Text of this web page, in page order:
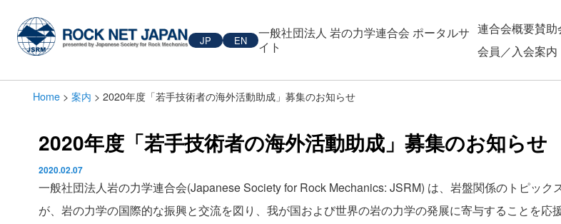
一般社団法人 岩の力学連合会 ポータルサ
イト
JP EN
連合会概要賛助
会員／入会案内
Home > 案内 > 2020年度「若手技術者の海外活動助成」募集のお知らせ
2020年度「若手技術者の海外活動助成」募集のお知らせ
2020.02.07
一般社団法人岩の力学連合会(Japanese Society for Rock Mechanics: JSRM) は、岩盤関係のトピック
が、岩の力学の国際的な振興と交流を図り、我が国および世界の岩の力学の発展に寄与することを応